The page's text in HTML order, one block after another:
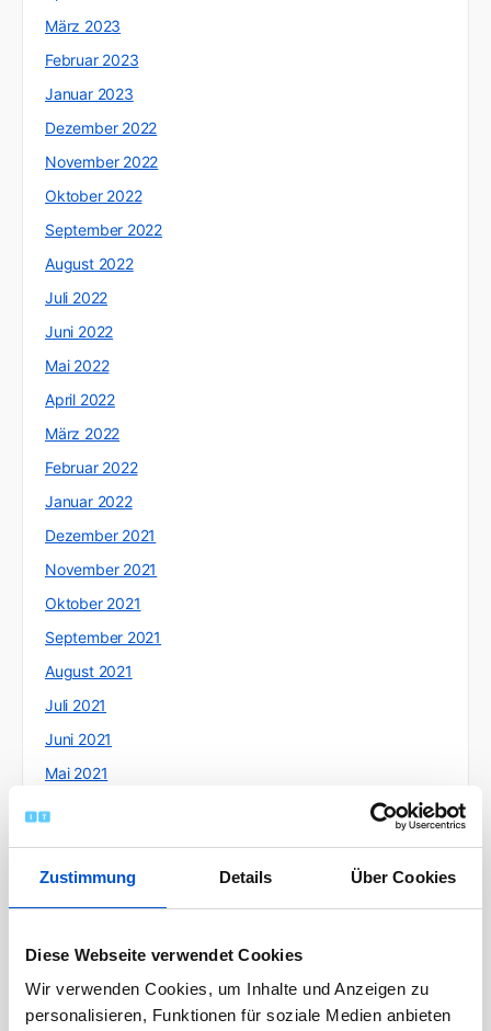
Zustimmung Details Über Cookies
Diese Webseite verwendet Cookies
Wir verwenden Cookies, um Inhalte und Anzeigen zu
personalisieren, Funktionen für soziale Medien anbieten
März 2023
Februar 2023
Januar 2023
Dezember 2022
November 2022
Oktober 2022
September 2022
August 2022
Juli 2022
Juni 2022
Mai 2022
April 2022
März 2022
Februar 2022
Januar 2022
Dezember 2021
November 2021
Oktober 2021
September 2021
August 2021
Juli 2021
Juni 2021
Mai 2021
April 2021
Februar 2021
Januar 2021
Oktober 2020